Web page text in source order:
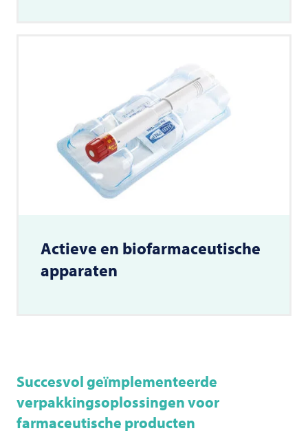
Actieve en biofarmaceutische
apparaten
Succesvol geïmplementeerde
verpakkingsoplossingen voor
farmaceutische producten